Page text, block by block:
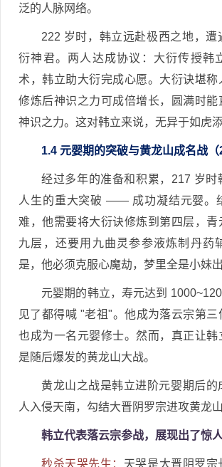
泛的人脉网络。
222 岁时，韩立远赴极西之地，遭
衍神君。两人达成协议：大衍传授韩
术，韩立助大衍完成心愿。大衍诀堪称
修炼后神识之力可成倍增长，圆满时能
神识之力。这对韩立来说，无异于如虎添
1.4 元婴期的突破与黄龙山成名战（
经过多年的准备和积累，217 岁时
人生的重大突破 —— 成功凝结元婴。
难，他需要将大衍诀修炼到第四层，青
九层，还要用九曲灵参参液炼制丹药
是，他必须克服心魔劫，梦里全是小妹出
元婴期的韩立，寿元达到
见了都得喊 "老祖"。他成为落云宗第三
也成为一名元婴修士。然而，真正让韩
是随后爆发的黄龙山大战。
黄龙山之战是韩立进阶元婴期后的
人入侵天南，勾结大晋阴罗宗进攻黄龙山
韩立代表落云宗参战，展现出了惊人
秒杀天哭先生： 天哭是大晋阴罗宗